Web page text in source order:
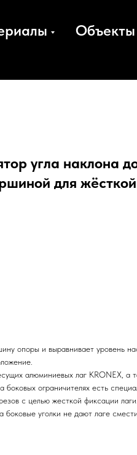
Объекты
угла наклона
для жёсткой
опоры и выравнивает уровень
алюминиевых лаг KRONEX, а
ограничителях есть
с целью жесткой фиксации лаги.
уголки не дают лаге